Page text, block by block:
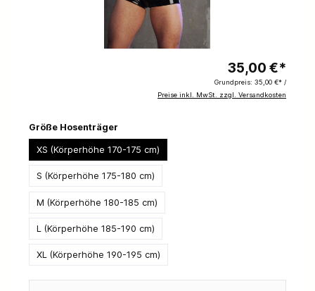
35,00 €*
Grundpreis: 35,00 €* /
Preise inkl. MwSt. zzgl. Versandkosten
Größe Hosenträger
XS (Körperhöhe 170-175 cm)
S (Körperhöhe 175-180 cm)
M (Körperhöhe 180-185 cm)
L (Körperhöhe 185-190 cm)
XL (Körperhöhe 190-195 cm)